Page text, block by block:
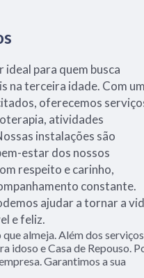
ideal para quem busca
na terceira idade. Com
oferecemos
atividades
instalações são
estar dos nossos
respeito e carinho,
constante.
ajudar a tornar a
e feliz.
almeja. Além dos
idoso e Casa de Repouso.
Garantimos a sua